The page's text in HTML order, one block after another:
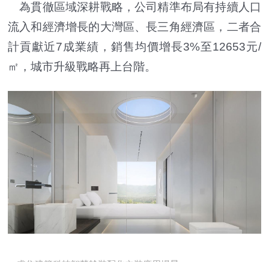
為貫徹區域深耕戰略，公司精準布局有持續人口
流入和經濟增長的大灣區、長三角經濟區，二者合
計貢獻近7成業績，銷售均價增長3%至12653元/
㎡，城市升級戰略再上台階。